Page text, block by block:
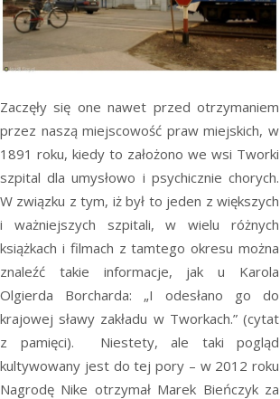
Zaczęły się one nawet przed otrzymaniem
przez naszą miejscowość praw miejskich, w
1891 roku, kiedy to założono we wsi Tworki
szpital dla umysłowo i psychicznie chorych.
W związku z tym, iż był to jeden z większych
i ważniejszych szpitali, w wielu różnych
książkach i filmach z tamtego okresu można
znaleźć takie informacje, jak u Karola
Olgierda Borcharda: „I odesłano go do
krajowej sławy zakładu w Tworkach.” (cytat
z pamięci). Niestety, ale taki pogląd
kultywowany jest do tej pory – w 2012 roku
Nagrodę Nike otrzymał Marek Bieńczyk za